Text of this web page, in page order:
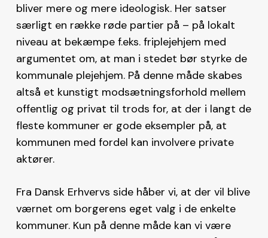
bliver mere og mere ideologisk. Her satser
særligt en række røde partier på – på lokalt
niveau at bekæmpe f.eks. friplejehjem med
argumentet om, at man i stedet bør styrke de
kommunale plejehjem. På denne måde skabes
altså et kunstigt modsætningsforhold mellem
offentlig og privat til trods for, at der i langt de
fleste kommuner er gode eksempler på, at
kommunen med fordel kan involvere private
aktører.
Fra Dansk Erhvervs side håber vi, at der vil blive
værnet om borgerens eget valg i de enkelte
kommuner. Kun på denne måde kan vi være